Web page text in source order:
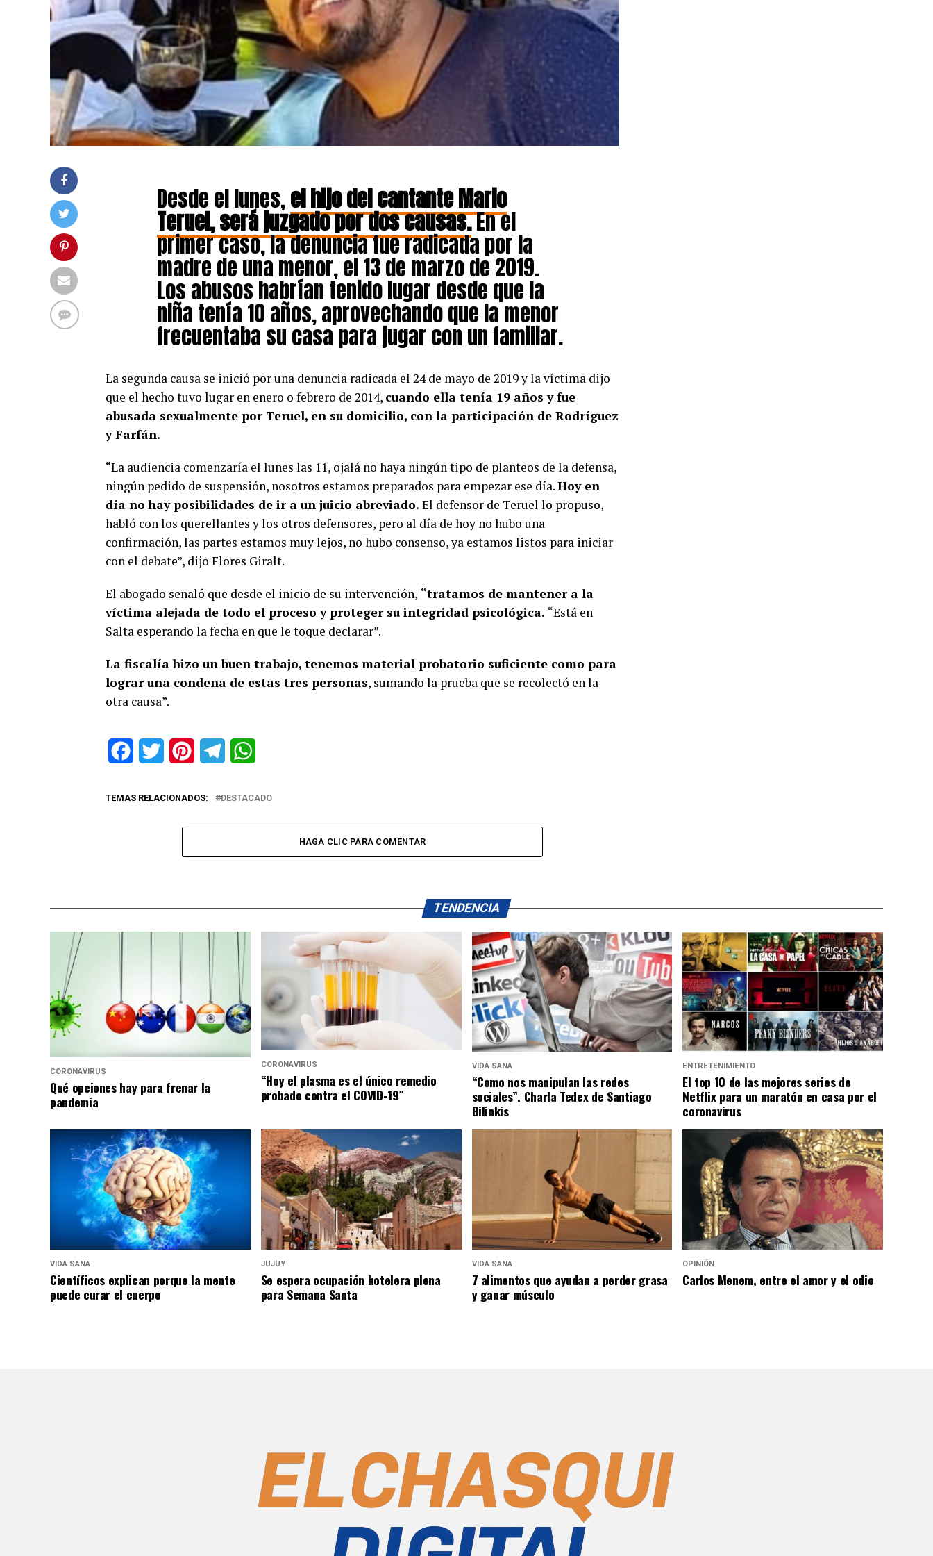
Desde el lunes,el hijo del cantante Mario
Teruel, será juzgado por dos causas.En el
primer caso, la denuncia fue radicada por la
madre de una menor, el 13 de marzo de 2019.
Los abusos habrían tenido lugar desde que la
niña tenía 10 años, aprovechando que la menor
frecuentaba su casa para jugar con un familiar.
La segunda causa se inició por una denuncia radicada el 24 de mayo de 2019 y la víctima dijo
que el hecho tuvo lugar en enero o febrero de 2014, cuando ella tenía 19 años y fue
abusada sexualmente por Teruel, en su domicilio, con la participación de Rodríguez
y Farfán.
“La audiencia comenzaría el lunes las 11, ojalá no haya ningún tipo de planteos de la defensa,
ningún pedido de suspensión, nosotros estamos preparados para empezar ese día.Hoy en
día no hay posibilidades de ir a un juicio abreviado. El defensor de Teruel lo propuso,
habló con los querellantes y los otros defensores, pero al día de hoy no hubo una
confirmación, las partes estamos muy lejos, no hubo consenso, ya estamos listos para iniciar
con el debate”, dijo Flores Giralt.
El abogado señaló que desde el inicio de su intervención, “tratamos de mantener a la
víctima alejada de todo el proceso y proteger su integridad psicológica. “Está en
Salta esperando la fecha en que le toque declarar”.
La fiscalía hizo un buen trabajo, tenemos material probatorio suficiente como para
lograr una condena de estas tres personas, sumando la prueba que se recolectó en la
otra causa”.
FacebookTwitter PinterestTelegram
TEMAS RELACIONADOS: DESTACADO
HAGA CLIC PARA COMENTAR
TENDENCIA
CORONAVIRUS
Qué opciones hay para frenar la
pandemia
CORONAVIRUS
“Hoy el plasma es el único remedio
probado contra el COVID-19″
VIDA SANA
“Como nos manipulan las redes
sociales”. Charla Tedex de Santiago
Bilinkis
ENTRETENIMIENTO
El top 10 de las mejores series de
Netflix para un maratón en casa por el
coronavirus
VIDA SANA
Científicos explican porque la mente
puede curar el cuerpo
JUJUY
Se espera ocupación hotelera plena
para Semana Santa
VIDA SANA
7 alimentos que ayudan a perder grasa
y ganar músculo
OPINIÓN
Carlos Menem, entre el amor y el odio